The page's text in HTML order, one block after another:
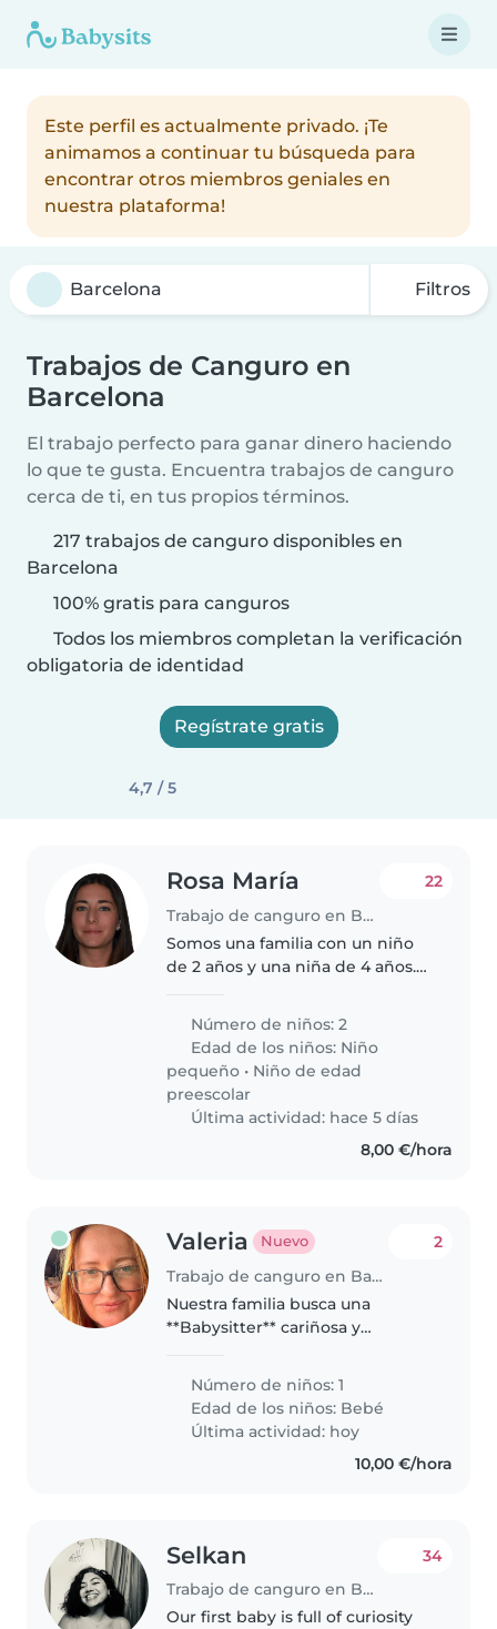
Este perfil es actualmente privado. ¡Te
animamos a continuar tu búsqueda para
encontrar otros miembros geniales en
nuestra plataforma!
Filtros
Trabajos de Canguro en
Barcelona
El trabajo perfecto para ganar dinero haciendo
lo que te gusta. Encuentra trabajos de canguro
cerca de ti, en tus propios términos.
217 trabajos de canguro disponibles en
Barcelona
100% gratis para canguros
Todos los miembros completan la verificación
obligatoria de identidad
Regístrate gratis
4,7 / 5
Rosa María
Trabajo de canguro en Barcelona
22
Somos una familia con un niño
de 2 años y una niña de 4 años.
persona que los recoja de la
guarde y el cole y los lleve al
parque hasta las 18:30h que
llegaríamos..
Número de niños: 2
Edad de los niños: Niño
pequeño • Niño de edad
preescolar
Última actividad: hace 5 días
8,00 €/hora
Valeria Nuevo
Trabajo de canguro en Barcelona
2
Nuestra familia busca una
**Babysitter** cariñosa y
Buscamos alguien que hable
árabe o ruso y pueda cuidar al
niño en..
Número de niños: 1
Edad de los niños: Bebé
Última actividad: hoy
10,00 €/hora
Selkan
Trabajo de canguro en Barcelona
34
Our first baby is full of curiosity